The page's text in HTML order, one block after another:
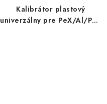
Kalibrátor plastový
univerzálny pre PeX/Al/PeX